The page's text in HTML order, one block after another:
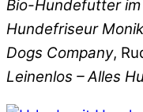
Bio-Hundefutter
Hundefriseur
Dogs Company,
Leinenlos – Alles